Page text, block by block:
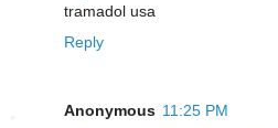
tramadol usa
Reply
Anonymous 11:25 PM